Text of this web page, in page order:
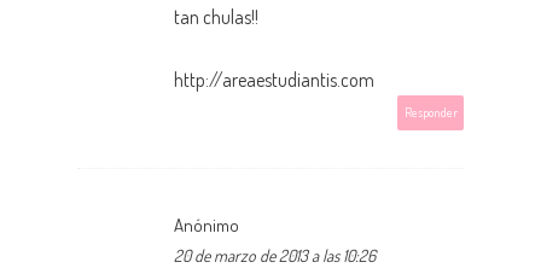
tan chulas!!
http://areaestudiantis.com
Responder
Anónimo
20 de marzo de 2013 a las 10:26